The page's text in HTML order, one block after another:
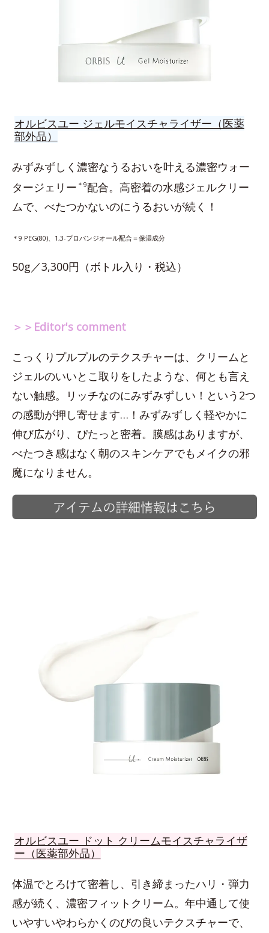
オルビスユー ジェルモイスチャライザー（医薬
部外品）
みずみずしく濃密なうるおいを叶える濃密ウォー
タージェリー ＊9配合。高密着の水感ジェルクリー
ムで、べたつかないのにうるおいが続く！
＊9 PEG(80)、1,3-プロパンジオール配合＝保湿成分
50g／3,300円（ボトル入り・税込）
＞＞Editor's comment
こっくりプルプルのテクスチャーは、クリームと
ジェルのいいとこ取りをしたような、何とも言え
ない触感。リッチなのにみずみずしい！という2つ
の感動が押し寄せます…！みずみずしく軽やかに
伸び広がり、ぴたっと密着。膜感はありますが、
べたつき感はなく朝のスキンケアでもメイクの邪
魔になりません。
オルビスユー ドット クリームモイスチャライザ
ー（医薬部外品）
体温でとろけて密着し、引き締まったハリ・弾力
感が続く、濃密フィットクリーム。年中通して使
いやすいやわらかくのびの良いテクスチャーで、